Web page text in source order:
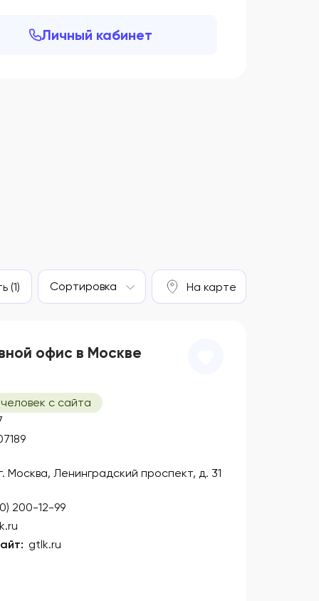
Личный кабинет
(1) Сортировка На карте
офис в Москве
с сайта
Москва, Ленинградский проспект, д. 31
200-12-99
gtlk.ru